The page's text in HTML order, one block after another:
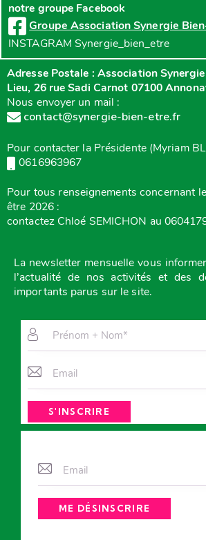
notre groupe Facebook
Groupe Association Synergie
INSTAGRAM Synergie_bien_etre
Adresse Postale : Association
Lieu, 26 rue Sadi Carnot 07100
Nous envoyer un mail :
contact@synergie-bien-etre.fr
Pour contacter la Présidente (Myriam
0616963967
Pour tous renseignements concernant
être 2026 :
contactez Chloé SEMICHON au
La newsletter mensuelle vous
l’actualité de nos activités et des
importants parus sur le site.
A